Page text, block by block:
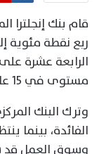
قام بنك إنجلترا
الرابعة عشرة
مستوى في 15 عاما.
وترك البنك
الفائدة، بينما
وسوق العمل قد